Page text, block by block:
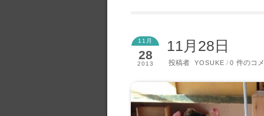
11月
28
2013
11月28日
投稿者 YOSUKE / 0 件のコ